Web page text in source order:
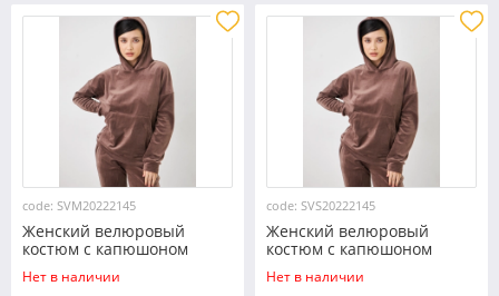
code: SVM20222145
Женский велюровый
костюм с капюшоном
(Размер M) шоколад
№20222145
Нет в наличии
code: SVS20222145
Женский велюровый
костюм с капюшоном
(Размер S) шоколад
№20222145
Нет в наличии